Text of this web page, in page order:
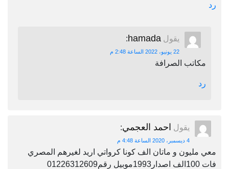
رد
يقول hamada
:
22 يونيو، 2022 الساعة 2:48 م
مكاتب الصرافة
رد
يقول احمد العجمي:
4 ديسمبر، 2020 الساعة 4:48 م
معي مليون و ماتان الف كونا كرواتي اريد لغيرهم المصري
فات 100الف اصدار1993موبيل رقم01226312609